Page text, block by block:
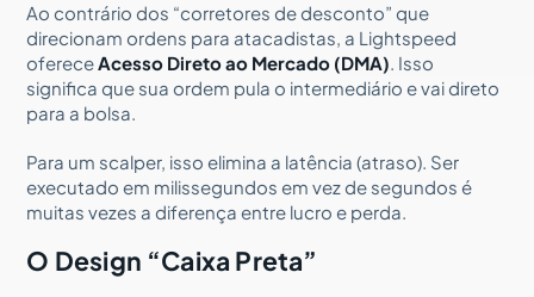
Ao contrário dos “corretores de desconto” que
direcionam ordens para atacadistas, a Lightspeed
ofereceAcesso Direto ao Mercado (DMA). Isso
significa que sua ordem pula o intermediário e vai direto
para a bolsa.
Para um scalper, isso elimina a latência (atraso). Ser
executado em milissegundos em vez de segundos é
muitas vezes a diferença entre lucro e perda.
O Design “Caixa Preta”